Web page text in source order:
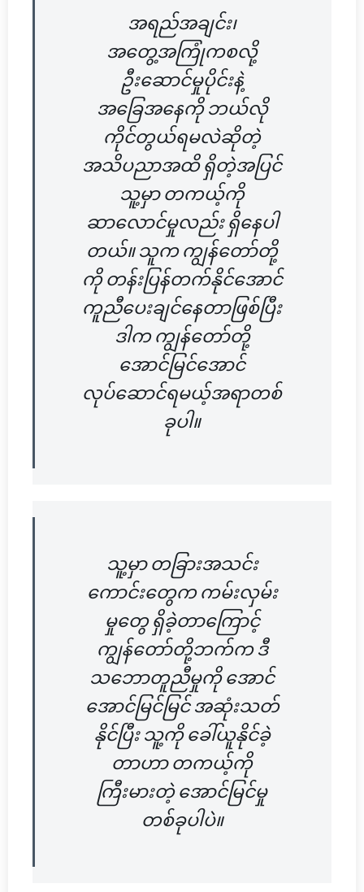
အရည်အချင်း၊
အတွေ့အကြုံကစလို့
ဦးဆောင်မှုပိုင်းနဲ့
အခြေအနေကို ဘယ်လို
ကိုင်တွယ်ရမလဲဆိုတဲ့
အသိပညာအထိ ရှိတဲ့အပြင်
သူ့မှာ တကယ့်ကို
ဆာလောင်မှုလည်း ရှိနေပါ
တယ်။ သူက ကျွန်တော်တို့
ကို တန်းပြန်တက်နိုင်အောင်
ကူညီပေးချင်နေတာဖြစ်ပြီး
ဒါက ကျွန်တော်တို့
အောင်မြင်အောင်
လုပ်ဆောင်ရမယ့်အရာတစ်
ခုပါ။
သူ့မှာ တခြားအသင်း
ကောင်းတွေက ကမ်းလှမ်း
မှုတွေ ရှိခဲ့တာကြောင့်
ကျွန်တော်တို့ဘက်က ဒီ
သဘောတူညီမှုကို အောင်
အောင်မြင်မြင် အဆုံးသတ်
နိုင်ပြီး သူ့ကို ခေါ်ယူနိုင်ခဲ့
တာဟာ တကယ့်ကို
ကြီးမားတဲ့ အောင်မြင်မှု
တစ်ခုပါပဲ။